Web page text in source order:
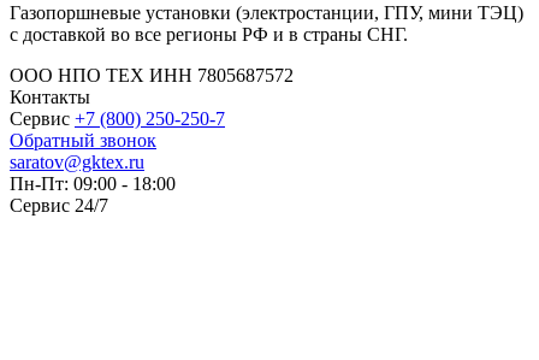
Газопоршневые установки (электростанции, ГПУ, мини ТЭЦ)
с доставкой во все регионы РФ и в страны СНГ.
ООО НПО ТЕХ ИНН 7805687572
Контакты
Сервис +7 (800) 250-250-7
Обратный звонок
saratov@gktex.ru
Пн-Пт: 09:00 - 18:00
Сервис 24/7